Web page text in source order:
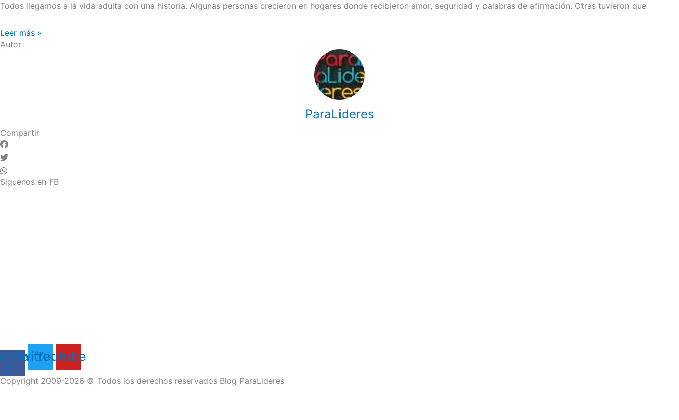
Todos llegamos a la vida adulta con una historia. Algunas personas crecieron en hogares donde recibieron amor, seguridad y palabras de afirmación. Otras tuvieron que
Leer más »
Autor
ParaLideres
Compartir
Siguenos en FB
f
TwitterYoutube
Copyright 2009-2026 © Todos los derechos reservados Blog ParaLideres